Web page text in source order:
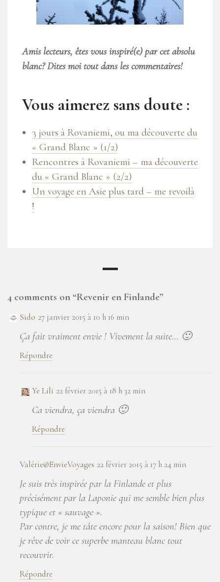
Amis lecteurs, êtes vous inspiré(e) par cet absolu
blanc? Dites moi tout dans les commentaires!
Vous aimerez sans doute :
3 jours à Rovaniemi, ou ma découverte du
« Grand Blanc » (1/2)
Rencontres à Rovaniemi – ma découverte
du « Grand Blanc » (2/2)
Un voyage en Asie plus tard – me revoilà
!
4 comments on “Revenir en Finlande”
Sido 27 janvier 2015 à 10 h 16 min
Ça fait vraiment envie ! Vivement la suite… 🙂
Répondre
Ye Lili 22 février 2015 à 18 h 32 min
Ca viendra, ça viendra 🙂
Répondre
Valérie@EnvieVoyages 22 février 2015 à 17 h 24 min
Je suis très inspirée par la Finlande et plus
précisément par la Laponie qui me semble bien plus
typique et « sauvage ».
Par contre, je me tâte encore pour la saison! Bien que
je rêve de voir ce superbe manteau blanc tout
recouvrir.
Répondre